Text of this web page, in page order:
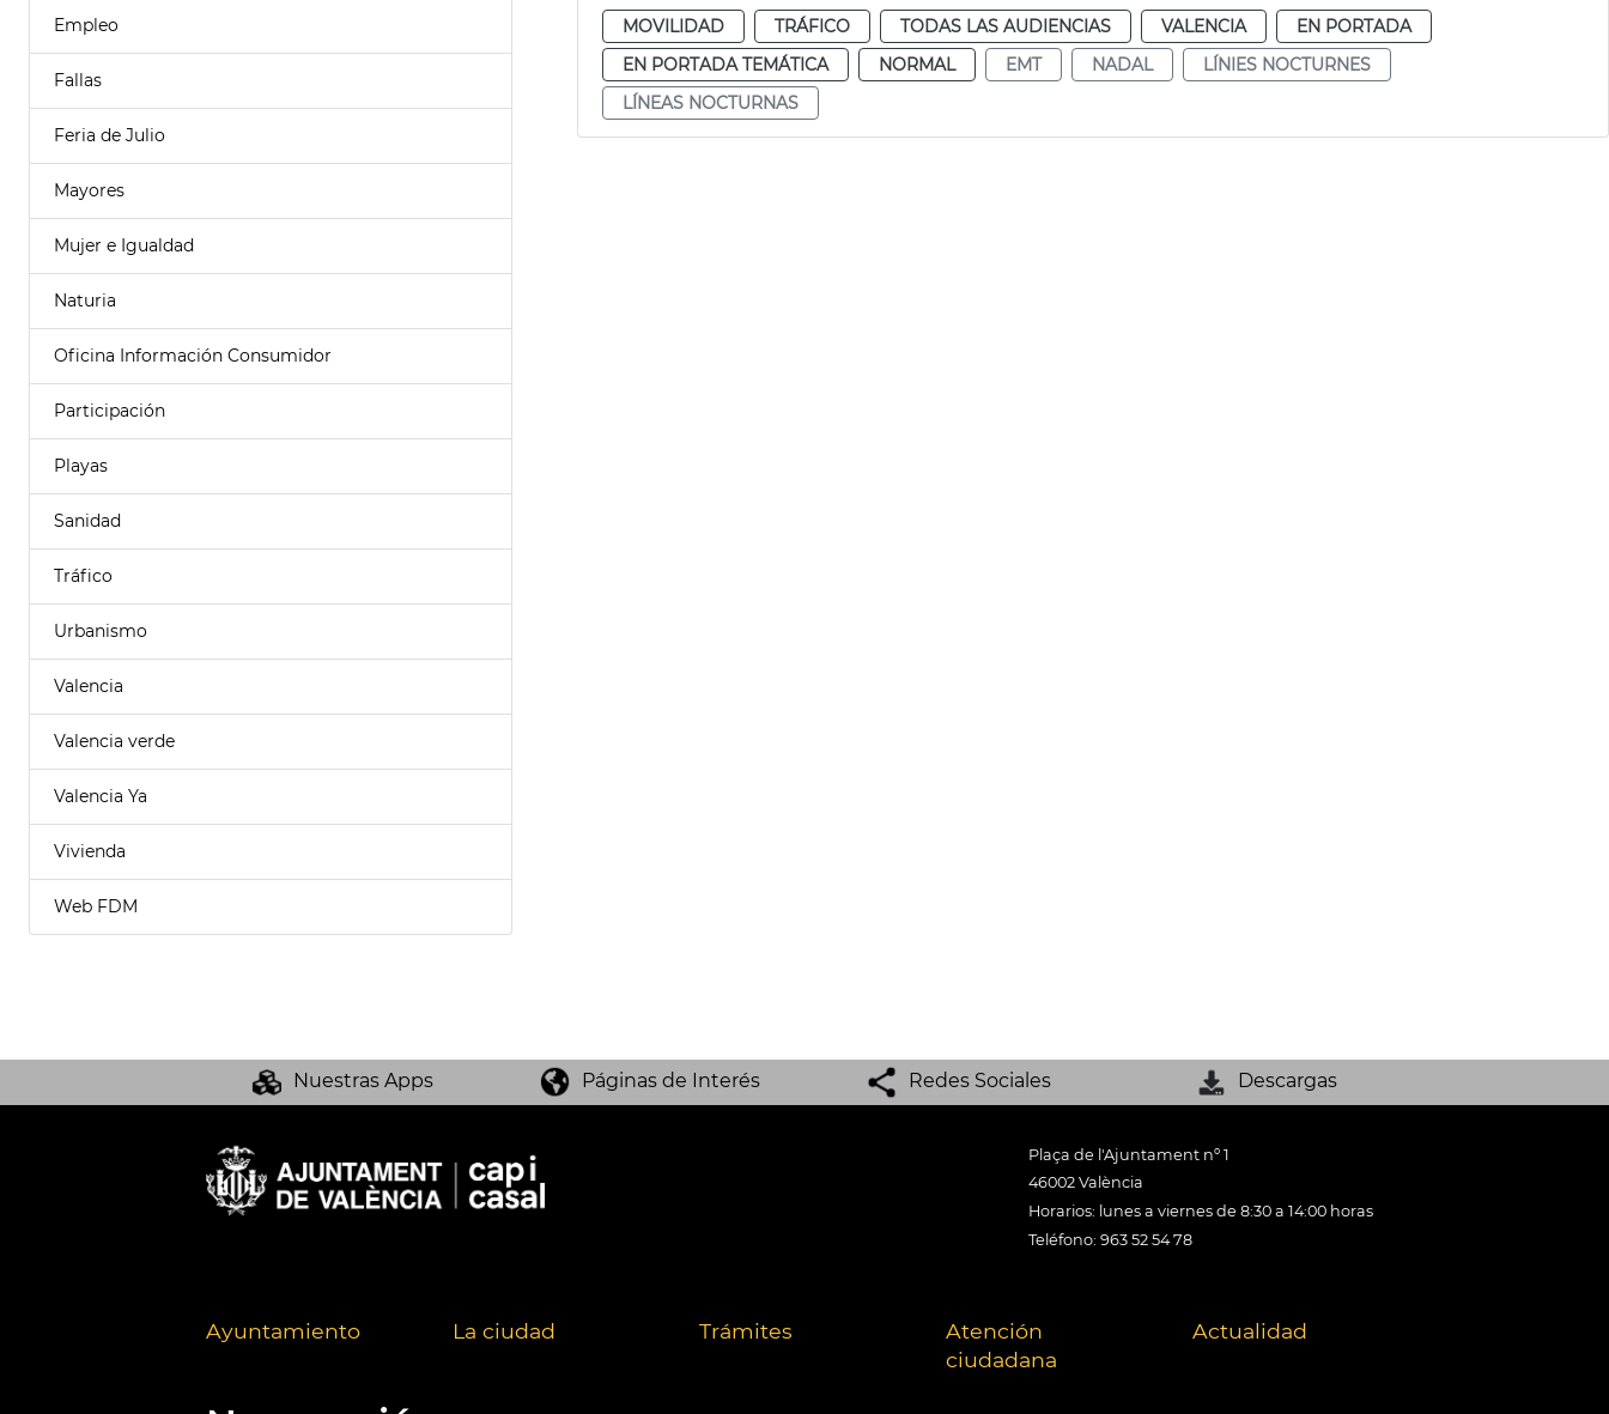
Empleo
Fallas
Feria de Julio
Mayores
Mujer e Igualdad
Naturia
Oficina Información Consumidor
Participación
Playas
Sanidad
Tráfico
Urbanismo
Valencia
Valencia verde
Valencia Ya
Vivienda
Web FDM
MOVILIDAD TRÁFICO TODAS LAS AUDIENCIAS VALENCIA
EN PORTADA
EN PORTADA TEMÁTICA
NORMAL EMT NADAL
LÍNIES NOCTURNES
LÍNEAS NOCTURNAS
Nuestras Apps Páginas de Interés Redes Sociales Descargas
Plaça de l'Ajuntament nº 1
46002 València
Horarios: lunes a viernes de 8:30 a 14:00 horas
Teléfono: 963 52 54 78
Ayuntamiento La ciudad Trámites
Atención
ciudadana
Actualidad